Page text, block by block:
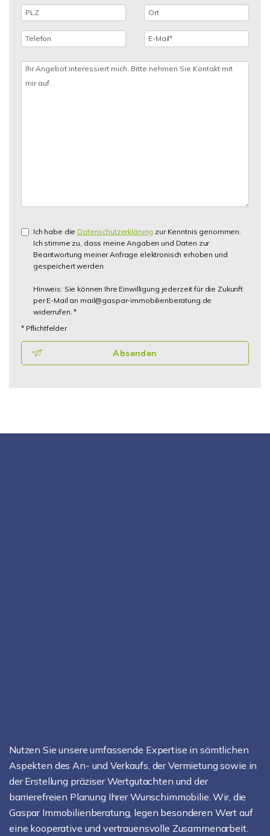
Ich habe die Datenschutzerklärung zur Kenntnis genommen.
Ich stimme zu, dass meine Angaben und Daten zur
Beantwortung meiner Anfrage elektronisch erhoben und
gespeichert werden.
Hinweis: Sie können Ihre Einwilligung jederzeit für die Zukunft
per E-Mail an mail@gaspar-immobilienberatung.de
widerrufen. *
* Pflichtfelder
Absenden
Nutzen Sie unsere umfassende Expertise in sämtlichen
Aspekten des An- und Verkaufs, der Vermietung sowie in
der Erstellung präziser Wertgutachten und der
barrierefreien Planung Ihrer Wunschimmobilie. Wir, die
Gaspar Immobilienberatung, legen besonderen Wert auf
eine kooperative und vertrauensvolle Zusammenarbeit.